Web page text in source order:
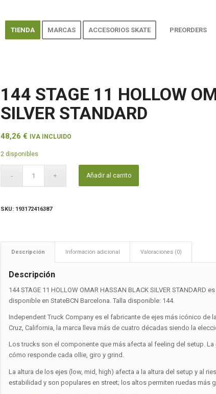
TIENDA MARCAS ACCESORIOS SKATE PREORDERS
144 STAGE 11 HOLLOW
SILVER STANDARD
48,26€ IVA INCLUIDO
2 disponibles
Añadir al carrito
SKU: 193172416387
Descripción Información adicional Valoraciones (0)
Descripción
144 STAGE 11 HOLLOW OMAR HASSAN BLACK SILVER
disponible en StateBCN Barcelona. Talla disponible: 144.
Independent Truck Company es el fabricante de ejes más icónico de
Cruz, California, la marca lleva más de cuatro décadas siendo la
Los trucks son el componente que más afecta al feeling del setup.
cómo responde cada ollie, giro y grind.
La altura de los ejes (low, mid, high) afecta a la altura del setup y al
estabilidad y son populares en street; los altos permiten ruedas más